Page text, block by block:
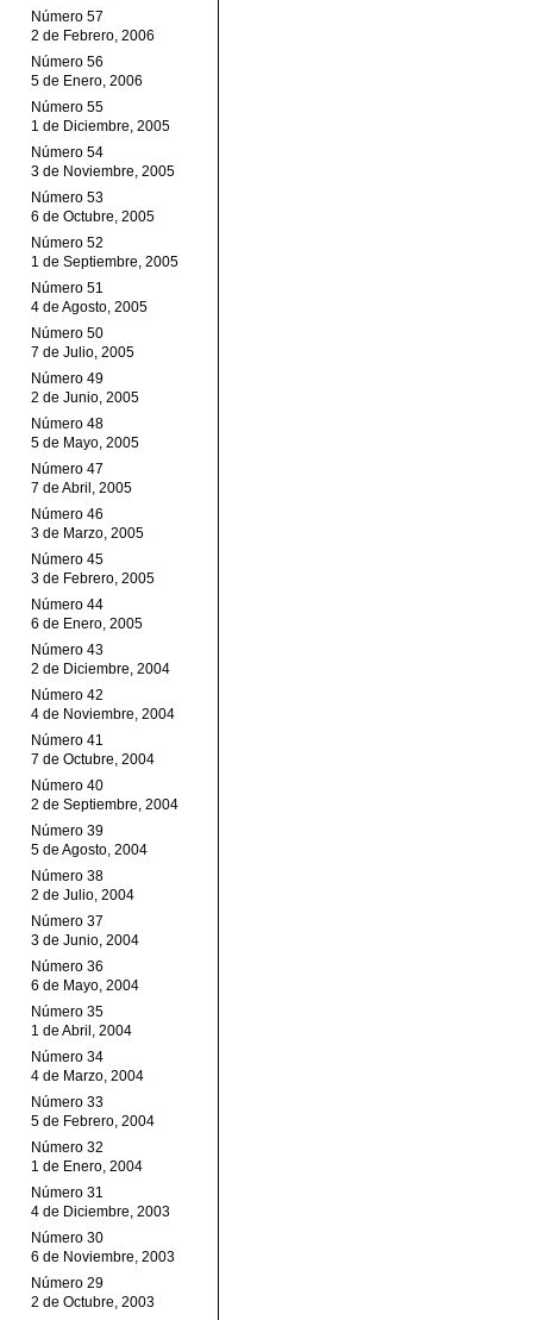
Número 57
2 de Febrero, 2006
Número 56
5 de Enero, 2006
Número 55
1 de Diciembre, 2005
Número 54
3 de Noviembre, 2005
Número 53
6 de Octubre, 2005
Número 52
1 de Septiembre, 2005
Número 51
4 de Agosto, 2005
Número 50
7 de Julio, 2005
Número 49
2 de Junio, 2005
Número 48
5 de Mayo, 2005
Número 47
7 de Abril, 2005
Número 46
3 de Marzo, 2005
Número 45
3 de Febrero, 2005
Número 44
6 de Enero, 2005
Número 43
2 de Diciembre, 2004
Número 42
4 de Noviembre, 2004
Número 41
7 de Octubre, 2004
Número 40
2 de Septiembre, 2004
Número 39
5 de Agosto, 2004
Número 38
2 de Julio, 2004
Número 37
3 de Junio, 2004
Número 36
6 de Mayo, 2004
Número 35
1 de Abril, 2004
Número 34
4 de Marzo, 2004
Número 33
5 de Febrero, 2004
Número 32
1 de Enero, 2004
Número 31
4 de Diciembre, 2003
Número 30
6 de Noviembre, 2003
Número 29
2 de Octubre, 2003